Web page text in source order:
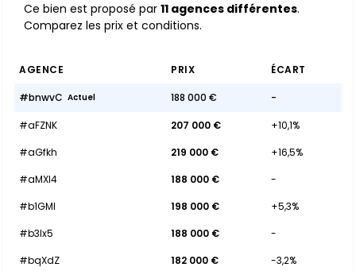
Ce bien est proposé par 11 agences différentes.
Comparez les prix et conditions.
AGENCE PRIX ÉCART
#bnwvC Actuel 188 000 € -
#aFZNK 207 000 €
+10,1%
#aGfkh
219 000 €
+16,5%
#aMXl4
188 000 €
-
#b1GMl
198 000 €
+5,3%
#b3lx5
188 000 €
-
#bqXdZ
182 000 €
-3,2%